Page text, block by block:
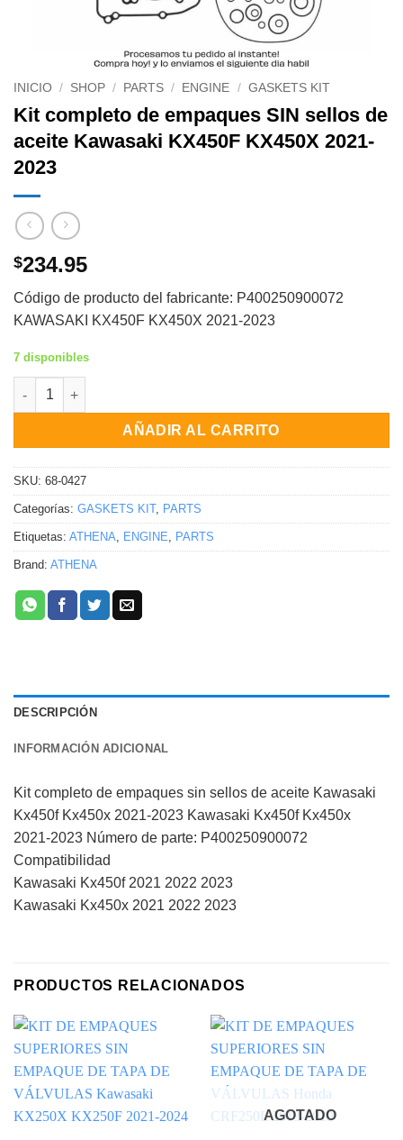
INICIO / SHOP / PARTS / ENGINE / GASKETS KIT
Kit completo de empaques SIN sellos de
aceite Kawasaki KX450F KX450X 2021-
2023
$234.95
Código de producto del fabricante: P400250900072
KAWASAKI KX450F KX450X 2021-2023
7 disponibles
Kit completo de empaques SIN sellos de aceite Kawasaki
AÑADIR AL CARRITO
SKU: 68-0427
Categorías: GASKETS KIT, PARTS
Etiquetas: ATHENA ENGINE PARTS
Brand: ATHENA
DESCRIPCIÓN
INFORMACIÓN ADICIONAL
Kit completo de empaques sin sellos de aceite Kawasaki
Kx450f Kx450x 2021-2023 Kawasaki Kx450f Kx450x
2021-2023 Número de parte: P400250900072
Compatibilidad
Kawasaki Kx450f 2021 2022 2023
Kawasaki Kx450x 2021 2022 2023
PRODUCTOS RELACIONADOS
AGOTADO